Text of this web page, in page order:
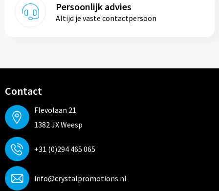
Persoonlijk advies
Altijd je vaste contactpersoon
Contact
Flevolaan 21
1382 JX Weesp
+31 (0)294 465 065
info@crystalpromotions.nl